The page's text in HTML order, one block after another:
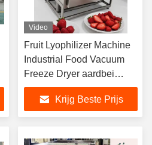
Video
Fruit Lyophilizer Machine
Industrial Food Vacuum
Freeze Dryer aardbei
Banana
Krijg Beste Prijs